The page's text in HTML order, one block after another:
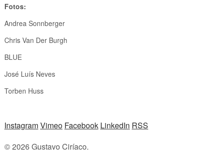
Fotos:
Andrea Sonnberger
Chris Van Der Burgh
BLUE
José Luís Neves
Torben Huss
InstagramVimeo Facebook LinkedIn RSS
© 2026 Gustavo Ciríaco.